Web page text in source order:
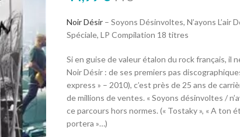
Noir Désir– Soyons Désinvoltes, N’ayons L’air
Spéciale, LP Compilation 18 titres
Si en guise de valeur étalon du rock français, il
Noir Désir : de ses premiers pas
express » – 2010), c’est près de 25 ans de
de millions de ventes. « Soyons désinvoltes /
ce parcours hors normes. (« Tostaky », « A ton
portera »…)